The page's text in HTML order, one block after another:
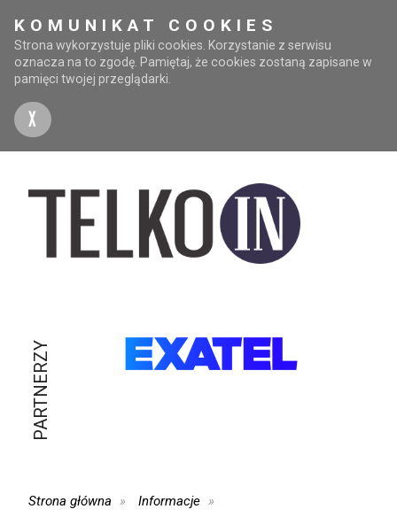
KOMUNIKAT COOKIES
Strona wykorzystuje pliki cookies. Korzystanie z serwisu
oznacza na to zgodę. Pamiętaj, że cookies zostaną zapisane w
pamięci twojej przeglądarki.
X
PARTNERZY
Strona główna
Informacje